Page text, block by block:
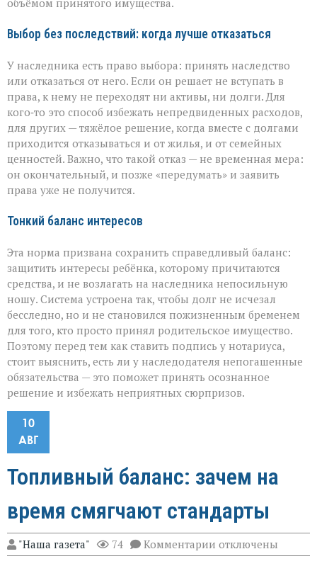
объёмом принятого имущества.
Выбор без последствий: когда лучше отказаться
У наследника есть право выбора: принять наследство
или отказаться от него. Если он решает не вступать в
права, к нему не переходят ни активы, ни долги. Для
кого‑то это способ избежать непредвиденных расходов,
для других — тяжёлое решение, когда вместе с долгами
приходится отказываться и от жилья, и от семейных
ценностей. Важно, что такой отказ — не временная мера:
он окончательный, и позже «передумать» и заявить
права уже не получится.
Тонкий баланс интересов
Эта норма призвана сохранить справедливый баланс:
защитить интересы ребёнка, которому причитаются
средства, и не возлагать на наследника непосильную
ношу. Система устроена так, чтобы долг не исчезал
бесследно, но и не становился пожизненным бременем
для того, кто просто принял родительское имущество.
Поэтому перед тем как ставить подпись у нотариуса,
стоит выяснить, есть ли у наследодателя непогашенные
обязательства — это поможет принять осознанное
решение и избежать неприятных сюрпризов.
10
АВГ
Топливный баланс: зачем на
время смягчают стандарты
"Наша газета" 74 Комментарии к
записи
отключены